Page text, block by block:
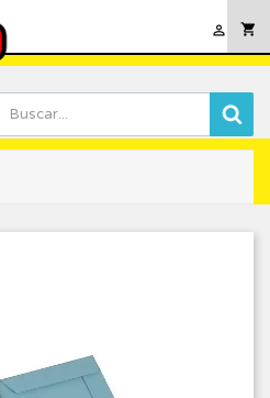
shopping_cart
